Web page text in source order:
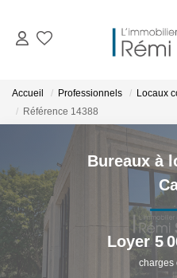
BIENS
Accueil Professionnels Locaux
Référence 14388
Bureaux à
Loyer 5
charges